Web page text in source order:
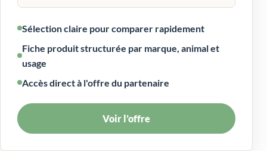
Sélection claire pour comparer rapidement
Fiche produit structurée par marque, animal et
usage
Accès direct à l'offre du partenaire
Voir l’offre